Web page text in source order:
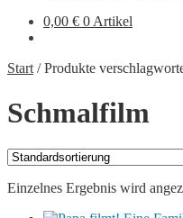
0,00 € 0 Artikel
Start/Produkte
Schmalfilm
Einzelnes Ergebnis wird